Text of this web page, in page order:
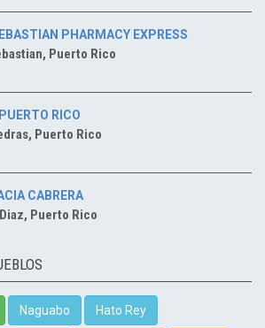
PHARMACY EXPRESS
Puerto Rico
RICO
Puerto Rico
CABRERA
Puerto Rico
Naguabo Hato Rey